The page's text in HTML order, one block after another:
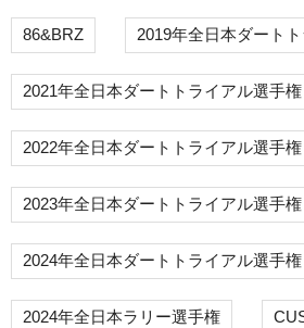
86&BRZ 2019年全日本ダート
2021年全日本ダートトライアル選手権
2022年全日本ダートトライアル選手権
2023年全日本ダートトライアル選手権
2024年全日本ダートトライアル選手権
2024年全日本ラリー選手権